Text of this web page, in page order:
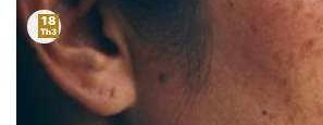
18
Th3